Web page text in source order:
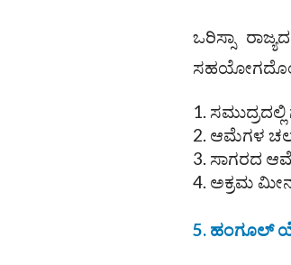
ಒರಿಸ್ಸಾ
ಆಮೆಗಳ
ಸಾಗರದ
ಅಕ್ರಮ
5. ಹಂಗೂಲ್